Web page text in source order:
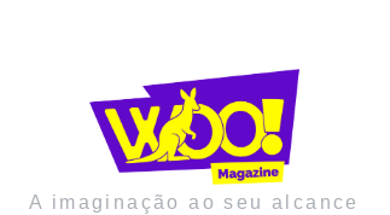
A imaginação ao seu alcance